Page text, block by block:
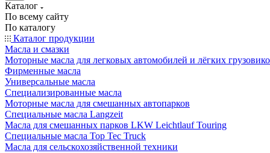
Каталог
По всему сайту
По каталогу
Каталог продукции
Масла и смазки
Моторные масла для легковых автомобилей и лёгких
Фирменные масла
Универсальные масла
Специализированные масла
Моторные масла для смешанных автопарков
Специальные масла Langzeit
Масла для смешанных парков LKW Leichtlauf Touring
Специальные масла Top Tec Truck
Масла для сельскохозяйственной техники